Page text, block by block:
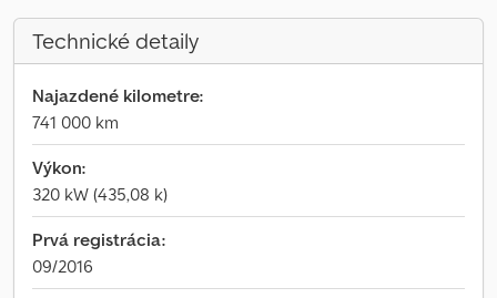
Technické detaily
Najazdené kilometre:
741 000 km
Výkon:
320 kW (435,08 k)
Prvá registrácia:
09/2016